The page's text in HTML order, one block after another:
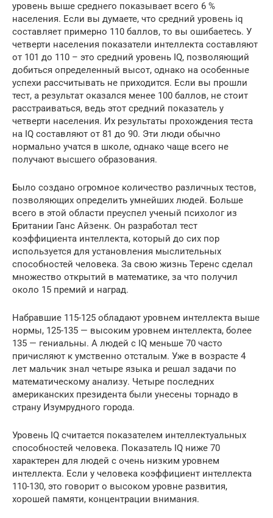
уровень выше среднего показывает всего 6 %
населения. Если вы думаете, что средний уровень iq
составляет примерно 110 баллов, то вы ошибаетесь. У
четверти населения показатели интеллекта составляют
от 101 до 110 – это средний уровень IQ, позволяющий
добиться определенный высот, однако на особенные
успехи рассчитывать не приходится. Если вы прошли
тест, а результат оказался менее 100 баллов, не стоит
расстраиваться, ведь этот средний показатель у
четверти населения. Их результаты прохождения теста
на IQ составляют от 81 до 90. Эти люди обычно
нормально учатся в школе, однако чаще всего не
получают высшего образования.
Было создано огромное количество различных тестов,
позволяющих определить умнейших людей. Больше
всего в этой области преуспел ученый психолог из
Британии Ганс Айзенк. Он разработал тест
коэффициента интеллекта, который до сих пор
используется для установления мыслительных
способностей человека. За свою жизнь Теренс сделал
множество открытий в математике, за что получил
около 15 премий и наград.
Набравшие 115-125 обладают уровнем интеллекта выше
нормы, 125-135 — высоким уровнем интеллекта, более
135 — гениальны. А людей с IQ меньше 70 часто
причисляют к умственно отсталым. Уже в возрасте 4
лет мальчик знал четыре языка и решал задачи по
математическому анализу. Четыре последних
американских президента были унесены торнадо в
страну Изумрудного города.
Уровень IQ считается показателем интеллектуальных
способностей человека. Показатель IQ ниже 70
характерен для людей с очень низким уровнем
интеллекта. Если у человека коэффициент интеллекта
110-130, это говорит о высоком уровне развития,
хорошей памяти, концентрации внимания.